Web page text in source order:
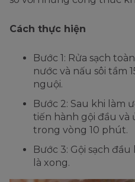
Cách thực hiện
Bước 1: Rửa sạch
nước và nấu sôi tầm
nguội.
Bước 2: Sau khi làm
tiến hành gội đầu và
trong vòng 10 phút.
Bước 3: Gội sạch
là xong.